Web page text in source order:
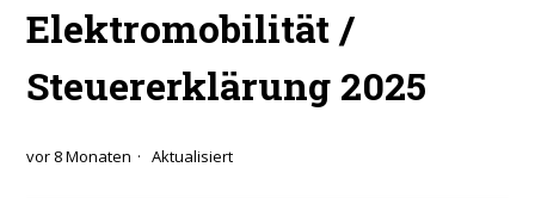
Elektromobilität /
Steuererklärung 2025
vor 8 Monaten Aktualisiert